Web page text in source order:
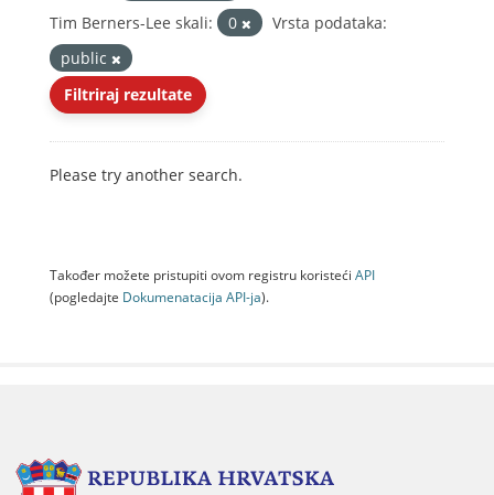
Tim Berners-Lee skali:
0
Vrsta podataka:
public
Filtriraj rezultate
Please try another search.
Također možete pristupiti ovom registru koristeći API
(pogledajte Dokumenаtаcijа API-jа).